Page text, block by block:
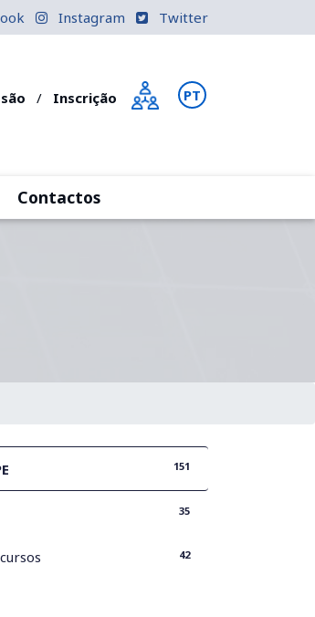
Instagram Twitter
/ Inscrição PT
Contactos
151
35
42